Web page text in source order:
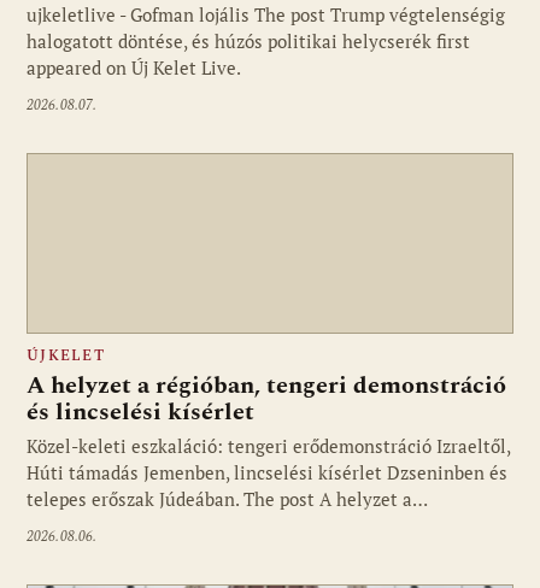
Fotó: ujkelet.live
ujkeletlive - Gofman lojális The post Trump végtelenségig
halogatott döntése, és húzós politikai helycserék first
appeared on Új Kelet Live.
2026.08.07.
ÚJKELET
A helyzet a régióban, tengeri demonstráció
és lincselési kísérlet
Közel-keleti eszkaláció: tengeri erődemonstráció Izraeltől,
Húti támadás Jemenben, lincselési kísérlet Dzseninben és
telepes erőszak Júdeában. The post A helyzet a…
2026.08.06.